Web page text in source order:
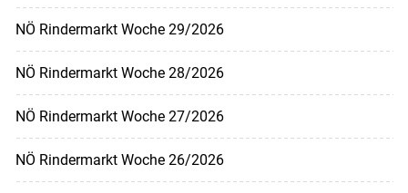
NÖ Rindermarkt Woche 29/2026
NÖ Rindermarkt Woche 28/2026
NÖ Rindermarkt Woche 27/2026
NÖ Rindermarkt Woche 26/2026